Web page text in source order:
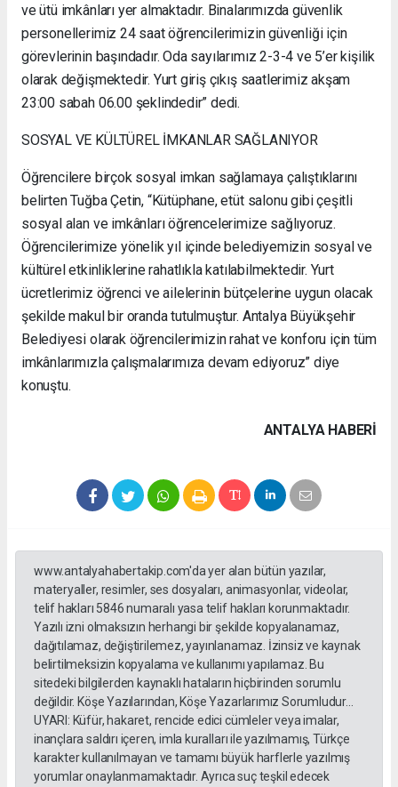
ve ütü imkânları yer almaktadır. Binalarımızda güvenlik
personellerimiz 24 saat öğrencilerimizin güvenliği için
görevlerinin başındadır. Oda sayılarımız 2-3-4 ve 5’er kişilik
olarak değişmektedir. Yurt giriş çıkış saatlerimiz akşam
23:00 sabah 06.00 şeklindedir” dedi.
SOSYAL VE KÜLTÜREL İMKANLAR SAĞLANIYOR
Öğrencilere birçok sosyal imkan sağlamaya çalıştıklarını
belirten Tuğba Çetin, “Kütüphane, etüt salonu gibi çeşitli
sosyal alan ve imkânları öğrencelerimize sağlıyoruz.
Öğrencilerimize yönelik yıl içinde belediyemizin sosyal ve
kültürel etkinliklerine rahatlıkla katılabilmektedir. Yurt
ücretlerimiz öğrenci ve ailelerinin bütçelerine uygun olacak
şekilde makul bir oranda tutulmuştur. Antalya Büyükşehir
Belediyesi olarak öğrencilerimizin rahat ve konforu için tüm
imkânlarımızla çalışmalarımıza devam ediyoruz” diye
konuştu.
ANTALYA HABERİ
www.antalyahabertakip.com'da yer alan bütün yazılar,
materyaller, resimler, ses dosyaları, animasyonlar, videolar,
telif hakları 5846 numaralı yasa telif hakları korunmaktadır.
Yazılı izni olmaksızın herhangi bir şekilde kopyalanamaz,
dağıtılamaz, değiştirilemez, yayınlanamaz. İzinsiz ve kaynak
belirtilmeksizin kopyalama ve kullanımı yapılamaz. Bu
sitedeki bilgilerden kaynaklı hataların hiçbirinden sorumlu
değildir. Köşe Yazılarından, Köşe Yazarlarımız Sorumludur...
UYARI: Küfür, hakaret, rencide edici cümleler veya imalar,
inançlara saldırı içeren, imla kuralları ile yazılmamış, Türkçe
karakter kullanılmayan ve tamamı büyük harflerle yazılmış
yorumlar onaylanmamaktadır. Ayrıca suç teşkil edecek